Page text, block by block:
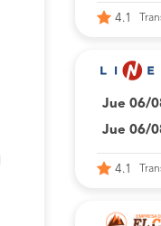
4.1
Jue 06/
Jue 06/
4.1